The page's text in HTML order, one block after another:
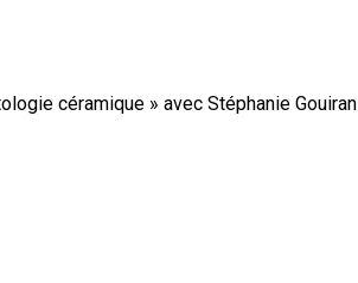
céramique » avec Stéphanie Gouiran